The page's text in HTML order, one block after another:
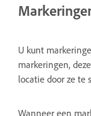
U kunt
markeringen,
locatie door ze te
Wanneer een